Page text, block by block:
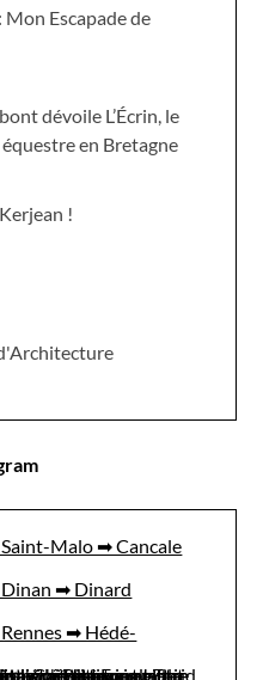
Mon Escapade de
dévoile L’Écrin, le
en Bretagne
!